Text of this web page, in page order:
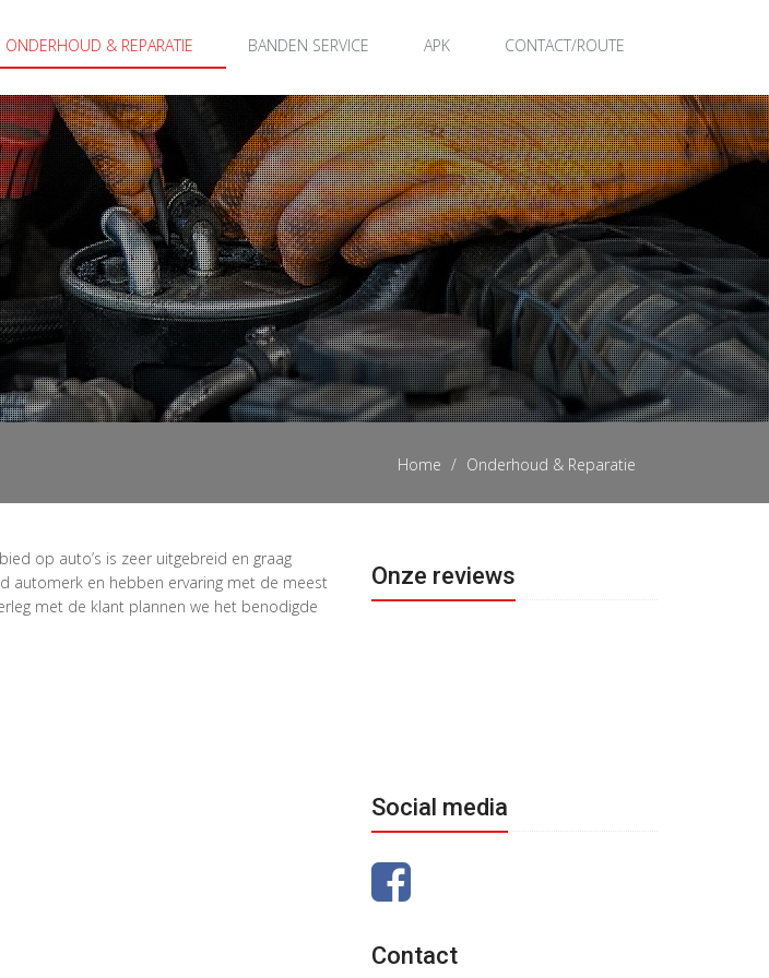
ONDERHOUD & REPARATIE BANDEN SERVICE APK CONTACT/ROUTE
Home Onderhoud & Reparatie
op auto’s is zeer uitgebreid en graag
automerk en hebben ervaring met de meest
met de klant plannen we het benodigde
Onze reviews
Social media
Contact